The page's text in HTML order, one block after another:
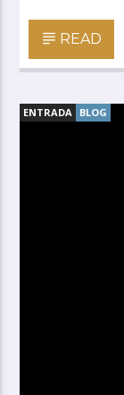
READ
ENTRADA BLOG